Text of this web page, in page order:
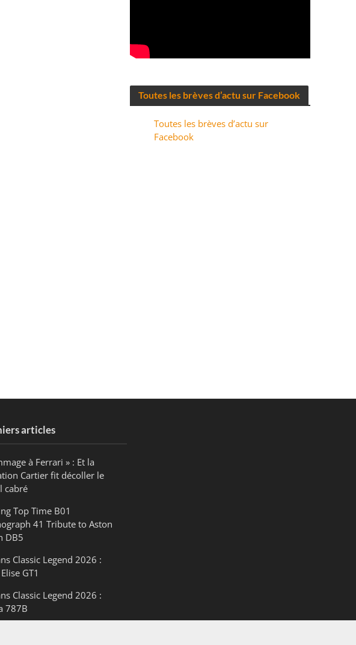
Toutes les brèves d’actu sur Facebook
Toutes les brèves d’actu sur
Facebook
articles
à Ferrari » : Et la
Cartier fit décoller le
cabré
Top Time B01
41 Tribute to Aston
DB5
Classic Legend 2026 :
GT1
Classic Legend 2026 :
787B